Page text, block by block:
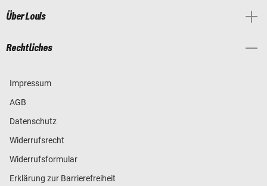
Über Louis
Rechtliches
Impressum
AGB
Datenschutz
Widerrufsrecht
Widerrufsformular
Erklärung zur Barrierefreiheit